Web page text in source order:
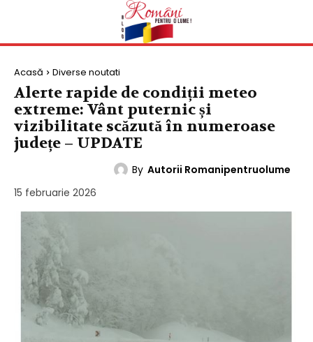
Acasă Diverse noutati
Alerte rapide de condiții meteo
extreme: Vânt puternic și
vizibilitate scăzută în numeroase
județe – UPDATE
By Autorii Romanipentruolume
15 februarie 2026